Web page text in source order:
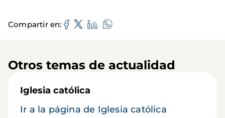
Compartir en
Otros temas de actualidad
Iglesia católica
Ir a la página de Iglesia católica